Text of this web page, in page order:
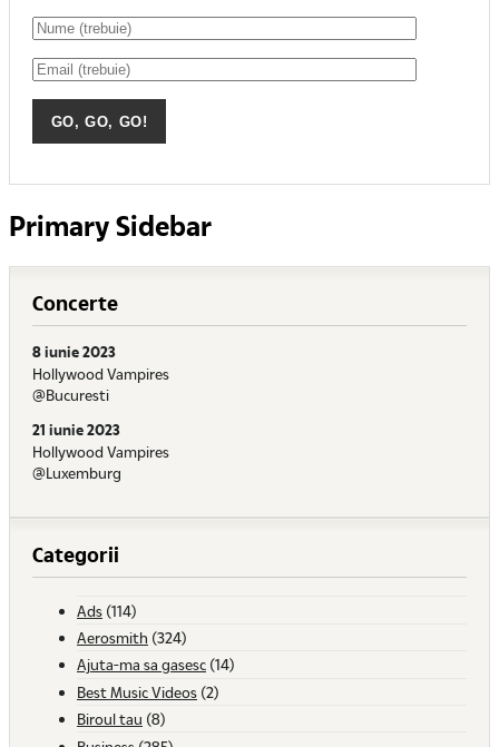
Primary Sidebar
Concerte
8 iunie 2023
Hollywood Vampires
@Bucuresti
21 iunie 2023
Hollywood Vampires
@Luxemburg
Categorii
Ads (114)
Aerosmith (324)
Ajuta-ma sa gasesc (14)
Best Music Videos (2)
Biroul tau (8)